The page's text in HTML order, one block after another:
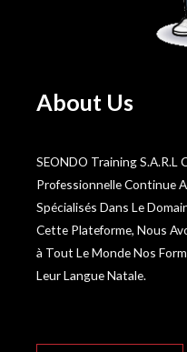
About Us
SEONDO Training S.A.R.L
Professionnelle Continue
Spécialisés Dans Le
Cette Plateforme, Nous
à Tout Le Monde Nos
Leur Langue Natale.